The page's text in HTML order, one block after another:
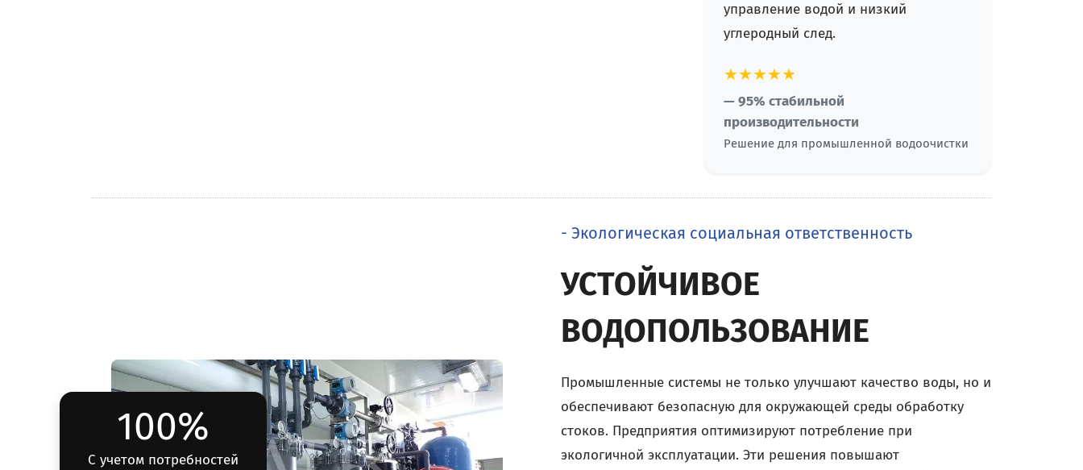
управление водой и низкий
углеродный след.
★★★★★
— 95% стабильной
производительности
Решение для промышленной водоочистки
100%
С учетом потребностей
- Экологическая социальная ответственность
УСТОЙЧИВОЕ
ВОДОПОЛЬЗОВАНИЕ
Промышленные системы не только улучшают качество воды, но и
обеспечивают безопасную для окружающей среды обработку
стоков. Предприятия оптимизируют потребление при
экологичной эксплуатации. Эти решения повышают